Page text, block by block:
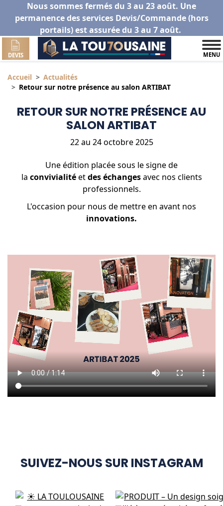
Nous sommes fermés du 3 au 23 août. Une
permanence des services Devis/Commande (hors
portails) est assurée du 3 au 7 août.
DEVIS MENU
Accueil
Actualités
Retour sur notre présence au salon ARTIBAT
RETOUR SUR NOTRE PRÉSENCE AU
SALON ARTIBAT
22 au 24 octobre 2025
Une édition placée sous le signe de
la convivialitéetdes échangesavec nos clients
professionnels.
L'occasion pour nous de mettre en avant nos
innovations.
SUIVEZ-NOUS SUR INSTAGRAM